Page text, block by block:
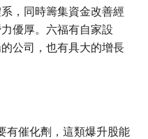
，同時籌集資金改善經
優厚。六福有自家設
公司，也有具大的增長
有催化劑，這類爆升股能